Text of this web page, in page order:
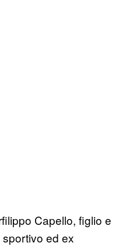
Capello, figlio e
ed ex